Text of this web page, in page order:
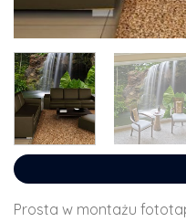
Prosta w montażu